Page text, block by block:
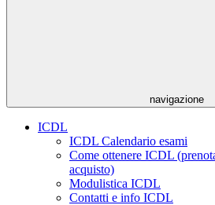
navigazione
ICDL
ICDL Calendario esami
Come ottenere ICDL
acquisto)
Modulistica ICDL
Contatti e info ICDL